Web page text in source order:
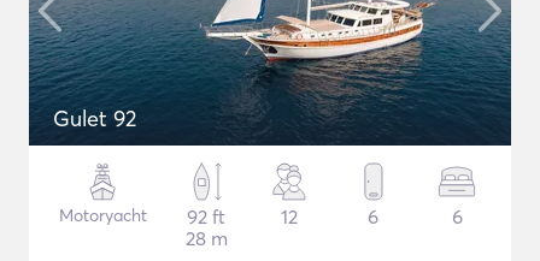
Gulet 92
Motoryacht
92 ft
28 m
12 6 6